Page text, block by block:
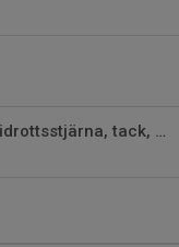
Hyllning till en inspirerande friidrottsstjärna, tack, Sara Lennman!